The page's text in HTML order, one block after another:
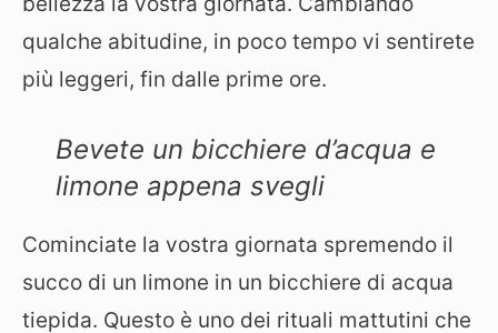
qualche abitudine, in poco tempo vi sentirete
più leggeri, fin dalle prime ore.
Bevete un bicchiere d’acqua e
limone appena svegli
Cominciate la vostra giornata spremendo il
succo di un limone in un bicchiere di acqua
tiepida. Questo è uno dei rituali mattutini che